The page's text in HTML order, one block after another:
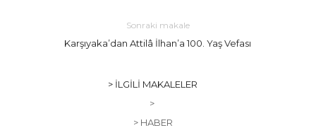
Sonraki makale
Karşıyaka’dan Attilâ İlhan’a 100. Yaş Vefası
> İLGILI MAKALELER
>
> HABER